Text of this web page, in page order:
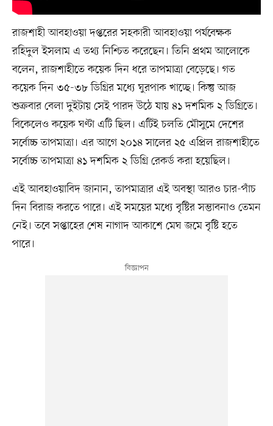
রাজশাহী আবহাওয়া দপ্তরের সহকারী আবহাওয়া পর্যবেক্ষক
রহিদুল ইসলাম এ তথ্য নিশ্চিত করেছেন। তিনি প্রথম আলোকে
বলেন, রাজশাহীতে কয়েক দিন ধরে তাপমাত্রা বেড়েছে। গত
কয়েক দিন ৩৫-৩৮ ডিগ্রির মধ্যে ঘুরপাক খাচ্ছে। কিন্তু আজ
শুক্রবার বেলা দুইটায় সেই পারদ উঠে যায় ৪১ দশমিক ২ ডিগ্রিতে।
বিকেলেও কয়েক ঘণ্টা এটি ছিল। এটিই চলতি মৌসুমে দেশের
সর্বোচ্চ তাপমাত্রা। এর আগে ২০১৪ সালের ২৫ এপ্রিল রাজশাহীতে
সর্বোচ্চ তাপমাত্রা ৪১ দশমিক ২ ডিগ্রি রেকর্ড করা হয়েছিল।
এই আবহাওয়াবিদ জানান, তাপমাত্রার এই অবস্থা আরও চার-পাঁচ
দিন বিরাজ করতে পারে। এই সময়ের মধ্যে বৃষ্টির সম্ভাবনাও তেমন
নেই। তবে সপ্তাহের শেষ নাগাদ আকাশে মেঘ জমে বৃষ্টি হতে
পারে।